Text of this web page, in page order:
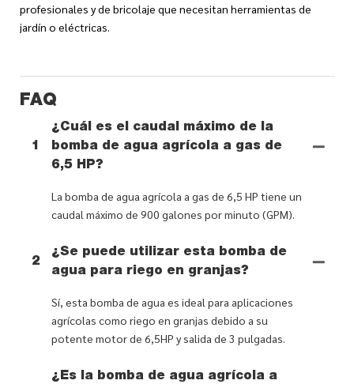
profesionales y de bricolaje que necesitan herramientas de
jardín o eléctricas.
FAQ
1
¿Cuál es el caudal máximo de la
bomba de agua agrícola a gas de
6,5 HP?
La bomba de agua agrícola a gas de 6,5 HP tiene un
caudal máximo de 900 galones por minuto (GPM).
2
¿Se puede utilizar esta bomba de
agua para riego en granjas?
Sí, esta bomba de agua es ideal para aplicaciones
agrícolas como riego en granjas debido a su
potente motor de 6,5HP y salida de 3 pulgadas.
¿Es la bomba de agua agrícola a